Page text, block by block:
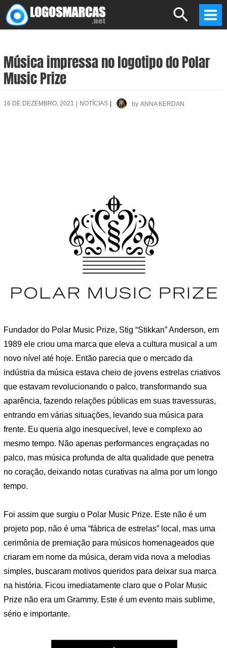
Skip
to
Search
Música impressa no logotipo do Polar
Music Prize
16 DE DEZEMBRO, 2021 NOTÍCIAS by ANNA KERDAN
Fundador do Polar Music Prize, Stig “Stikkan” Anderson, em
1989 ele criou uma marca que eleva a cultura musical a um
novo nível até hoje. Então parecia que o mercado da
indústria da música estava cheio de jovens estrelas criativos
que estavam revolucionando o palco, transformando sua
aparência, fazendo relações públicas em suas travessuras,
entrando em várias situações, levando sua música para
frente. Eu queria algo inesquecível, leve e complexo ao
mesmo tempo. Não apenas performances engraçadas no
palco, mas música profunda de alta qualidade que penetra
no coração, deixando notas curativas na alma por um longo
tempo.
Foi assim que surgiu o Polar Music Prize. Este não é um
projeto pop, não é uma “fábrica de estrelas” local, mas uma
cerimônia de premiação para músicos homenageados que
criaram em nome da música, deram vida nova a melodias
simples, buscaram motivos queridos para deixar sua marca
na história. Ficou imediatamente claro que o Polar Music
Prize não era um Grammy. Este é um evento mais sublime,
sério e importante.